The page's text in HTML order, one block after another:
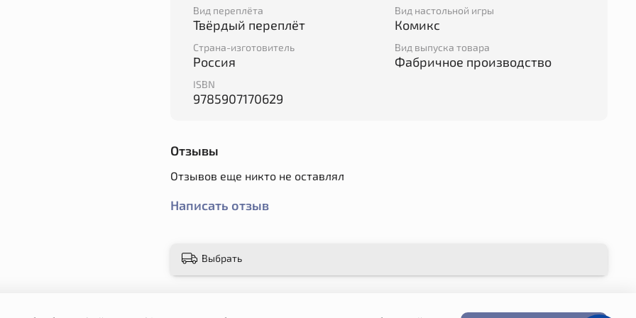
Вид переплёта
Твёрдый переплёт
Вид настольной игры
Комикс
Страна-изготовитель
Россия
Вид выпуска товара
Фабричное производство
ISBN
9785907170629
Отзывы
Отзывов еще никто не оставлял
Написать отзыв
Выбрать